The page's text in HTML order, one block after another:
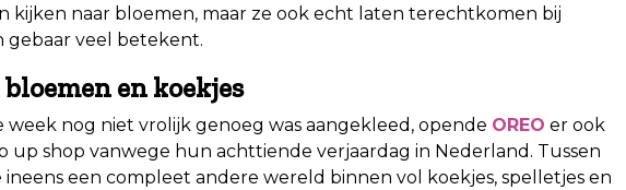
kijken naar bloemen, maar ze ook echt laten terechtkomen bij
gebaar veel betekent.
en koekjes
week nog niet vrolijk genoeg was aangekleed, opende OREO er ook
up shop vanwege hun achttiende verjaardag in Nederland. Tussen
ineens een compleet andere wereld binnen vol koekjes, spelletjes en